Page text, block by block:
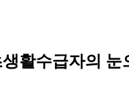
활수급자의 눈